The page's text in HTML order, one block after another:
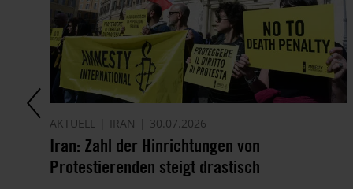
AKTUELL IRAN 30.07.2026
Iran: Zahl der Hinrichtungen von
Protestierenden steigt drastisch